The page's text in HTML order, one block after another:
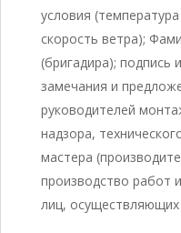
условия
скорость ветра);
(бригадира); подпись
замечания и
руководителей
надзора,
мастера
производство работ
лиц, осуществляющих